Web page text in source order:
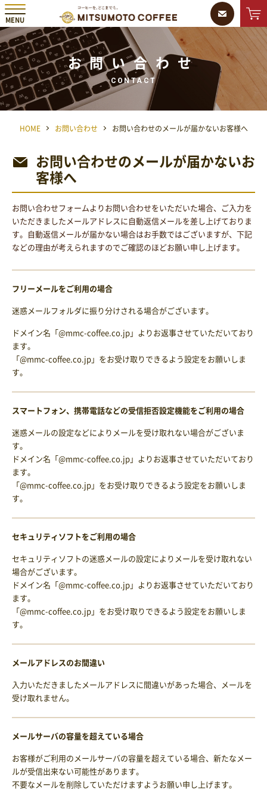
MENU
MMC 三本珈琲株式会社
ONLINE
SHOP
お問い合わせ
CONTACT
HOME お問い合わせ お問い合わせのメールが届かないお客様へ
お問い合わせのメールが届かないお
客様へ
お問い合わせフォームよりお問い合わせをいただいた場合、ご入力を
いただきましたメールアドレスに自動返信メールを差し上げておりま
す。自動返信メールが届かない場合はお手数ではございますが、下記
などの理由が考えられますのでご確認のほどお願い申し上げます。
フリーメールをご利用の場合
迷惑メールフォルダに振り分けされる場合がございます。
ドメイン名「@mmc-coffee.co.jp」よりお返事させていただいており
ます。
「@mmc-coffee.co.jp」をお受け取りできるよう設定をお願いしま
す。
スマートフォン、携帯電話などの受信拒否設定機能をご利用の場合
迷惑メールの設定などによりメールを受け取れない場合がございま
す。
ドメイン名「@mmc-coffee.co.jp」よりお返事させていただいており
ます。
「@mmc-coffee.co.jp」をお受け取りできるよう設定をお願いしま
す。
セキュリティソフトをご利用の場合
セキュリティソフトの迷惑メールの設定によりメールを受け取れない
場合がございます。
ドメイン名「@mmc-coffee.co.jp」よりお返事させていただいており
ます。
「@mmc-coffee.co.jp」をお受け取りできるよう設定をお願いしま
す。
メールアドレスのお間違い
入力いただきましたメールアドレスに間違いがあった場合、メールを
受け取れません。
メールサーバの容量を超えている場合
お客様がご利用のメールサーバの容量を超えている場合、新たなメー
ルが受信出来ない可能性があります。
不要なメールを削除していただけますようお願い申し上げます。